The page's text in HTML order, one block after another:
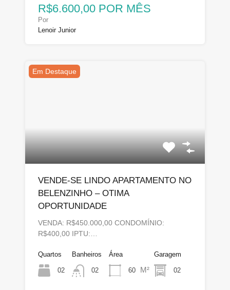
R$6.600,00 POR MÊS
Por
Lenoir Junior
Em Destaque
VENDE-SE LINDO APARTAMENTO NO
BELENZINHO – OTIMA
OPORTUNIDADE
VENDA: R$450.000,00 CONDOMÍNIO:
R$400,00 IPTU:…
Quartos
02
Banheiros
02
Área
60 M²
Garagem
02